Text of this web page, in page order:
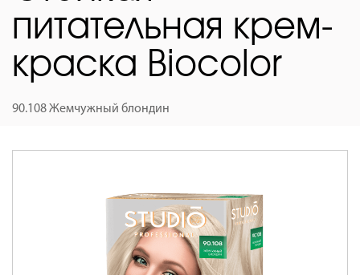
питательная крем-
краска Вiocolor
90.108 Жемчужный блондин